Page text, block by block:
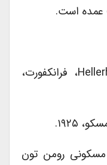
تصویر ۱. فاز دوم خانه‌های Hellerhof، فرانکفورت،
مسکونی رومن تون